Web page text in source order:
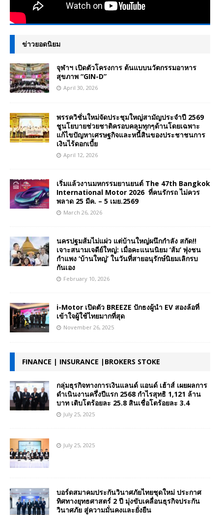
ข่าวยอดนิยม
จุฬาฯ เปิดตัวโครงการ ต้นแบบนวัตกรรมอาหาร
สุขภาพ “GIN-D”
April 30, 2026
พรรควิชั่นใหม่จัดประชุมใหญ่สามัญประจำปี 2569
ชูนโยบายช่วยชาติครอบคลุมทุกๆด้านโดยเฉพาะ
แก้ไขปัญหาเศรษฐกิจและหนี้สินของประชาชนการ
เงินไร้ดอกเบี้ย
April 12, 2026
เริ่มแล้วงานมหกรรมยานยนต์ The 47th Bangkok
International Motor 2026 ที่คนรักรถ ไม่ควร
พลาด 25 มีค. – 5 เมย.2569
March 26, 2026
นครปฐมส้มไม่แผ่ว แต่บ้านใหญ่ผนึกกำลัง สกัด!!
เจาะสนามเจดีย์ใหญ่: เมื่อคะแนนนิยม ‘ส้ม’ พุ่งชน
กำแพง ‘บ้านใหญ่’ ในวันที่สายอนุรักษ์นิยมเลิกรบ
กันเอง
February 10, 2026
i-Motor เปิดตัว BREEZE ปักธงผู้นำ EV สองล้อที่
เข้าใจผู้ใช้ไทยมากที่สุด
November 26, 2025
FINANCE | INSURANCE |BROKERS STOKE
กลุ่มธุรกิจทางการเงินแลนด์ แอนด์ เฮ้าส์ เผยผลการ
ดำเนินงานครึ่งปีแรก 2568 กำไรสุทธิ 1,121 ล้าน
บาท เติบโตร้อยละ 25.8 สินเชื่อโตร้อยละ 3.4
July 25, 2025
July 25, 2025
บอร์ดสมาคมประกันวินาศภัยไทยชุดใหม่ ประกาศ
ทิศทางยุทธศาสตร์ 2 ปี มุ่งขับเคลื่อนธุรกิจประกัน
วินาศภัย สู่ความมั่นคงและยั่งยืน